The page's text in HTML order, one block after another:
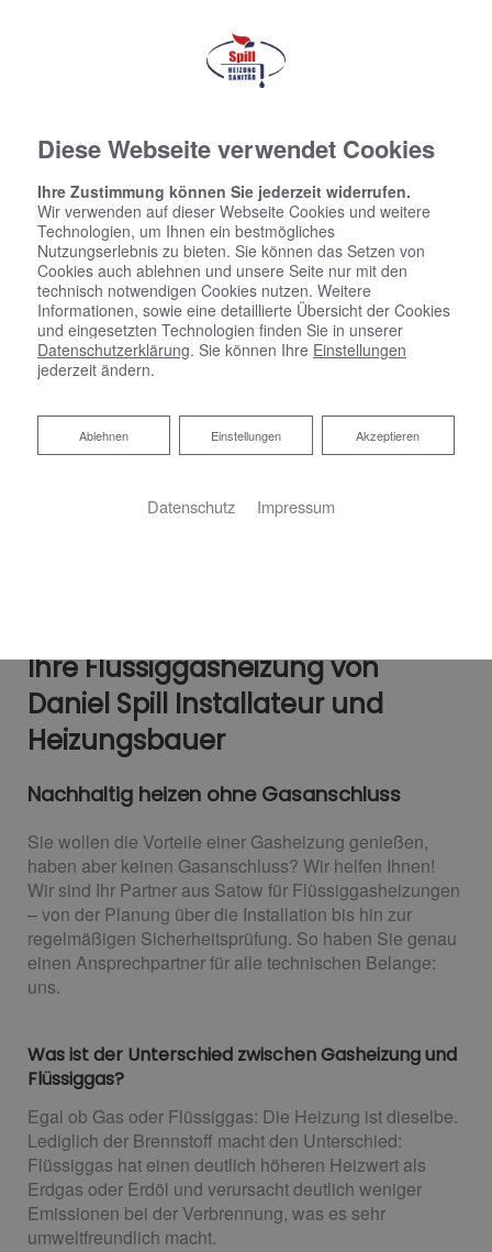
Ihre Flüssiggasheizung von
Daniel Spill Installateur und
Heizungsbauer
Nachhaltig heizen ohne Gasanschluss
Sie wollen die Vorteile einer Gasheizung genießen,
haben aber keinen Gasanschluss? Wir helfen Ihnen!
Wir sind Ihr Partner aus Satow für Flüssiggasheizungen
– von der Planung über die Installation bis hin zur
regelmäßigen Sicherheitsprüfung. So haben Sie genau
einen Ansprechpartner für alle technischen Belange:
uns.
Was ist der Unterschied zwischen Gasheizung und
Flüssiggas?
Egal ob Gas oder Flüssiggas: Die Heizung ist dieselbe.
Lediglich der Brennstoff macht den Unterschied:
Flüssiggas hat einen deutlich höheren Heizwert als
Erdgas oder Erdöl und verursacht deutlich weniger
Emissionen bei der Verbrennung, was es sehr
umweltfreundlich macht.
Diese Webseite verwendet Cookies
Ihre Zustimmung können Sie jederzeit widerrufen.
Wir verwenden auf dieser Webseite Cookies und weitere
Technologien, um Ihnen ein bestmögliches
Nutzungserlebnis zu bieten. Sie können das Setzen von
Cookies auch ablehnen und unsere Seite nur mit den
technisch notwendigen Cookies nutzen. Weitere
Informationen, sowie eine detaillierte Übersicht der Cookies
und eingesetzten Technologien finden Sie in unserer
Datenschutzerklärung. Sie können Ihre Einstellungen
jederzeit ändern.
Akzeptieren
Einstellungen
Ablehnen
Ablehnen
Datenschutz Impressum